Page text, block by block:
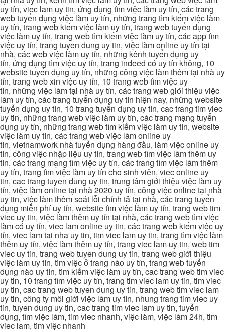
uy tín, viec lam uy tin, ứng dụng tìm việc làm uy tín, các trang
web tuyển dụng việc làm uy tín, những trang tìm kiếm việc làm
uy tín, trang web kiếm việc làm uy tín, trang web tuyển dụng
việc làm uy tín, trang web tìm kiếm việc làm uy tín, các app tìm
việc uy tín, trang tuyen dung uy tin, việc làm online uy tín tại
nhà, các web việc làm uy tín, những kênh tuyển dụng uy
tín, ứng dụng tìm việc uy tín, trang indeed có uy tín không, 10
website tuyển dụng uy tín, những công việc làm thêm tại nhà uy
tín, trang web xin việc uy tín, 10 trang web tìm việc uy
tín, những việc làm tại nhà uy tín, các trang web giới thiệu việc
làm uy tín, các trang tuyển dụng uy tín hiện nay, những website
tuyển dụng uy tín, 10 trang tuyển dụng uy tín, cac trang tim viec
uy tin, những trang web việc làm uy tín, các trang mạng tuyển
dụng uy tín, những trang web tìm kiếm việc làm uy tín, website
việc làm uy tín, các trang web việc làm online uy
tín, vietnamwork nhà tuyển dụng hàng đầu, làm việc online uy
tín, công việc nhập liệu uy tín, trang web tìm việc làm thêm uy
tín, các trang mạng tìm việc uy tín, các trang tìm việc làm thêm
uy tín, trang tìm việc làm uy tín cho sinh viên, viec online uy
tin, cac trang tuyen dung uy tin, trung tâm giới thiệu việc làm uy
tín, việc làm online tại nhà 2020 uy tín, công việc online tại nhà
uy tin, việc làm thêm soát lỗi chính tả tại nhà, các trang tuyển
dụng miễn phí uy tín, website tìm việc làm uy tín, trang web tim
viec uy tin, việc làm thêm uy tín tại nhà, các trang web tìm việc
làm có uy tín, viec lam online uy tin, các trang web kiếm việc uy
tín, viec lam tai nha uy tin, tim viec lam uy tin, trang tìm việc làm
thêm uy tín, việc làm thêm uy tín, trang viec lam uy tin, web tim
viec uy tin, trang web tuyen dung uy tin, trang web giới thiệu
việc làm uy tín, tìm việc ở trang nào uy tín, trang web tuyển
dụng nào uy tín, tìm kiếm việc làm uy tín, cac trang web tim viec
uy tin, 10 trang tìm việc uy tín, trang tim viec lam uy tin, tim viec
uy tin, cac trang web tuyen dung uy tin, trang web tim viec lam
uy tin, công ty môi giới việc làm uy tín, nhung trang tim viec uy
tin, tuyen dung uy tin, cac trang tim viec lam uy tin, tuyển
dụng, tìm việc làm, tim viec nhanh, việc làm, việc làm 24h, tim
viec lam, tìm việc nhanh